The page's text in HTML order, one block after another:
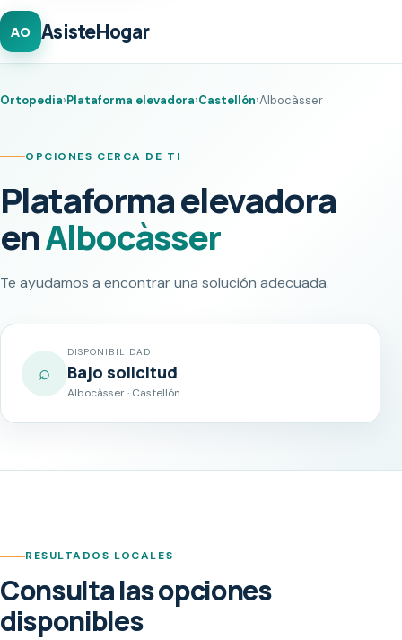
AO AsisteHogar
Ortopedia›Plataforma elevadora›Castellón›Albocàsser
OPCIONES CERCA DE TI
Plataforma elevadora
enAlbocàsser
Te ayudamos a encontrar una solución adecuada.
⌕
DISPONIBILIDAD
Bajo solicitud
Albocàsser · Castellón
RESULTADOS LOCALES
Consulta las opciones
disponibles